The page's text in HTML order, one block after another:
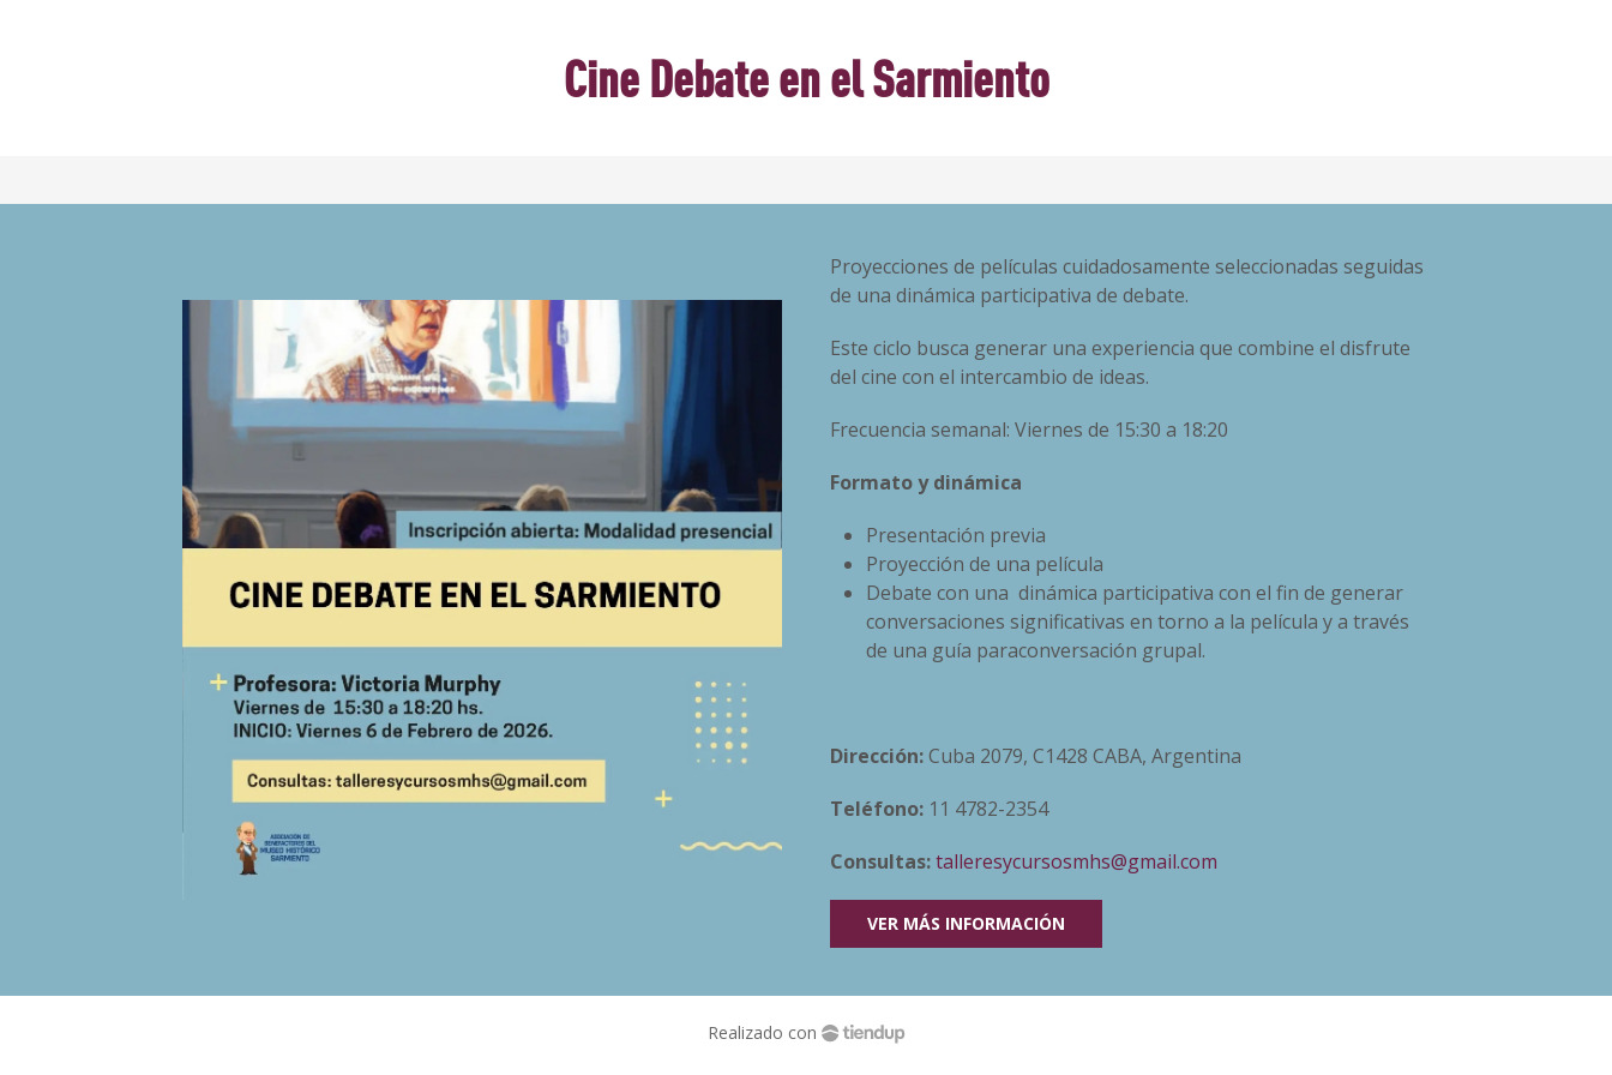
Cine Debate en el Sarmiento
Proyecciones de películas cuidadosamente seleccionadas seguidas
de una dinámica participativa de debate.
Este ciclo busca generar una experiencia que combine el disfrute
del cine con el intercambio de ideas.
Frecuencia semanal: Viernes de 15:30 a 18:20
Formato y dinámica
Presentación previa
Proyección de una película
Debate con una dinámica participativa con el fin de generar
conversaciones significativas en torno a la película y a través
de una guía paraconversación grupal.
Dirección:Cuba 2079, C1428 CABA, Argentina
Teléfono: 11 4782-2354
Consultas:talleresycursosmhs@gmail.com
VER MÁS INFORMACIÓN
Realizado con